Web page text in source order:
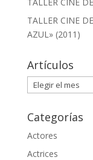
TALLER CINE
AZUL» (2011)
Artículos
Artículos
Categorías
Actores
Actrices